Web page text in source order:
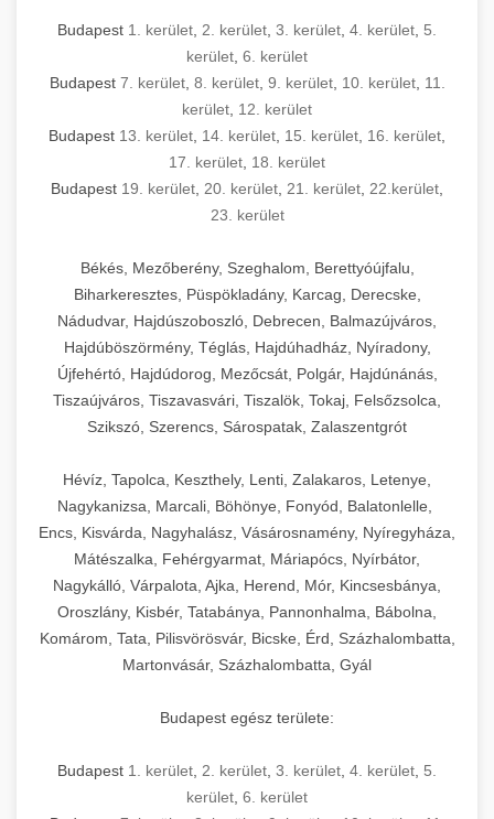
Budapest 1. kerület 2. kerület 3. kerület 4. kerület 5.
kerület 6. kerület
Budapest 7. kerület, 8. kerület, 9. kerület, 10. kerület, 11.
kerület 12. kerület
Budapest 13. kerület 14. kerület 15. kerület 16. kerület
17. kerület 18. kerület
Budapest 19. kerület 20. kerület 21. kerület 22.kerület
23. kerület
Békés, Mezőberény, Szeghalom, Berettyóújfalu,
Biharkeresztes, Püspökladány, Karcag, Derecske,
Nádudvar, Hajdúszoboszló, Debrecen, Balmazújváros,
Hajdúböszörmény, Téglás, Hajdúhadház, Nyíradony,
Újfehértó, Hajdúdorog, Mezőcsát, Polgár, Hajdúnánás,
Tiszaújváros, Tiszavasvári, Tiszalök, Tokaj, Felsőzsolca,
Szikszó, Szerencs, Sárospatak, Zalaszentgrót
Hévíz, Tapolca, Keszthely, Lenti, Zalakaros, Letenye,
Nagykanizsa, Marcali, Böhönye, Fonyód, Balatonlelle,
Encs, Kisvárda, Nagyhalász, Vásárosnamény, Nyíregyháza,
Mátészalka, Fehérgyarmat, Máriapócs, Nyírbátor,
Nagykálló, Várpalota, Ajka, Herend, Mór, Kincsesbánya,
Oroszlány, Kisbér, Tatabánya, Pannonhalma, Bábolna,
Komárom, Tata, Pilisvörösvár, Bicske, Érd, Százhalombatta,
Martonvásár, Százhalombatta, Gyál
Budapest egész területe:
Budapest 1. kerület 2. kerület 3. kerület 4. kerület 5.
kerület 6. kerület